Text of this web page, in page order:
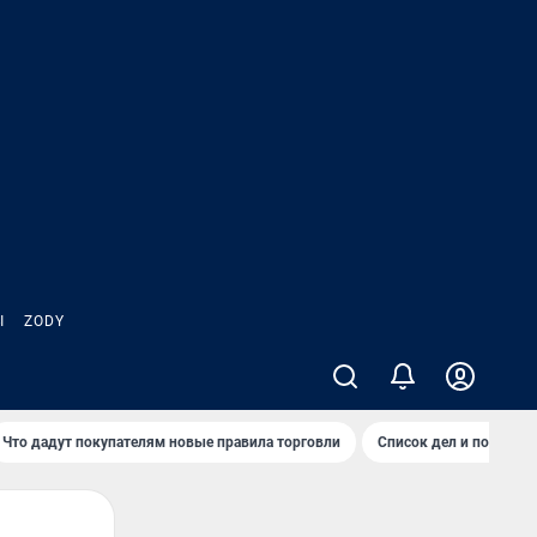
ZODY
Что дадут покупателям новые правила торговли Список дел и покупок